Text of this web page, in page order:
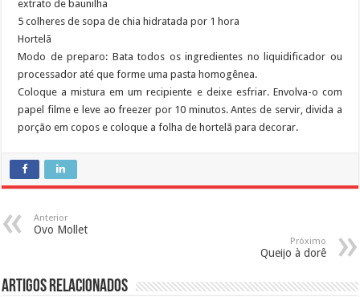
extrato de baunilha
5 colheres de sopa de chia hidratada por 1 hora
Hortelã
Modo de preparo: Bata todos os ingredientes no liquidificador ou
processador até que forme uma pasta homogênea.
Coloque a mistura em um recipiente e deixe esfriar. Envolva-o com
papel filme e leve ao freezer por 10 minutos. Antes de servir, divida a
porção em copos e coloque a folha de hortelã para decorar.
Anterior
Ovo Mollet
Próximo
Queijo à dorê
Artigos Relacionados